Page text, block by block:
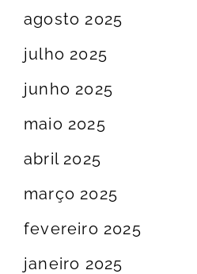
agosto 2025
julho 2025
junho 2025
maio 2025
abril 2025
março 2025
fevereiro 2025
janeiro 2025